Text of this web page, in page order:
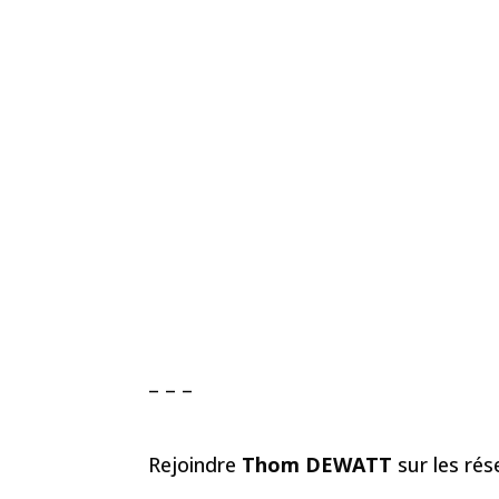
– – –
Rejoindre Thom DEWATT sur les